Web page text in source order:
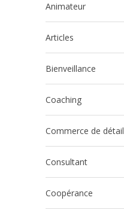
Animateur
Articles
Bienveillance
Coaching
Commerce de détail
Consultant
Coopérance